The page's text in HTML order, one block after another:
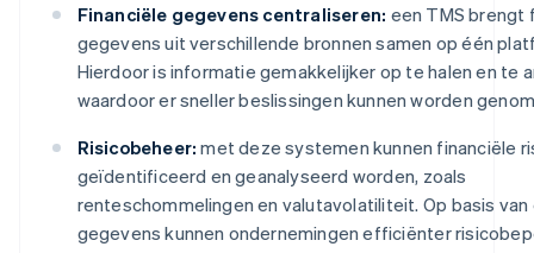
Financiële gegevens centraliseren: een TMS brengt
gegevens uit verschillende bronnen samen op één
Hierdoor is informatie gemakkelijker op te halen en te
waardoor er sneller beslissingen kunnen worden
Risicobeheer: met deze systemen kunnen financiële
geïdentificeerd en geanalyseerd worden, zoals
renteschommelingen en valutavolatiliteit. Op basis van
gegevens kunnen ondernemingen efficiënter